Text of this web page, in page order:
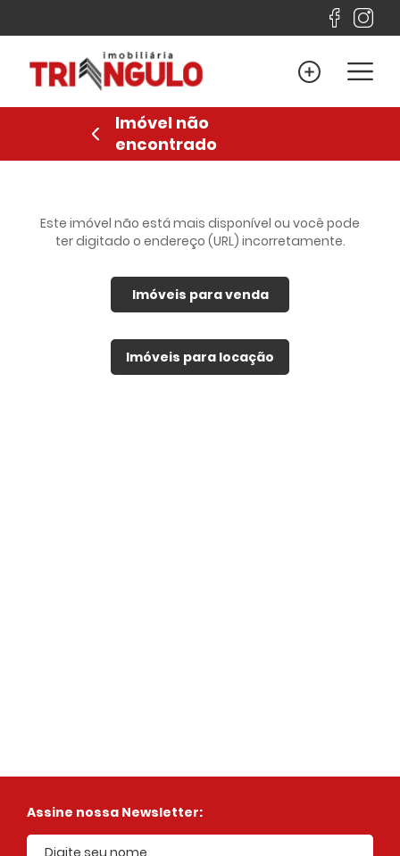
Home
Venda
Locação
Lançamentos
Financiamento
Contato
Favoritos
Anuncie
Imóvel não
encontrado
Este imóvel não está mais disponível ou você pode
ter digitado o endereço (URL) incorretamente.
Imóveis para venda
Imóveis para locação
Assine nossa Newsletter: